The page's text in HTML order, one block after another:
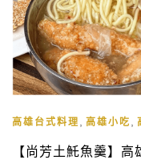
高雄台式料理 , 高雄小吃 ,
【尚芳土魠魚羹】